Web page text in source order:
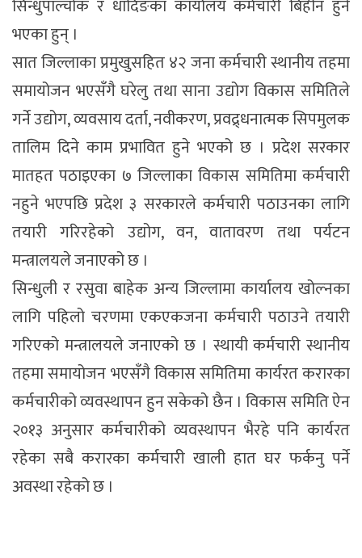
सिन्धुपाल्चोक र धादिङका कार्यालय कर्मचारी बिहीन हुने
भएका हुन् ।
सात जिल्लाका प्रमुखुसहित ४२ जना कर्मचारी स्थानीय तहमा
समायोजन भएसँगै घरेलु तथा साना उद्योग विकास समितिले
गर्ने उद्योग, व्यवसाय दर्ता, नवीकरण, प्रवद्र्धनात्मक सिपमुलक
तालिम दिने काम प्रभावित हुने भएको छ । प्रदेश सरकार
मातहत पठाइएका ७ जिल्लाका विकास समितिमा कर्मचारी
नहुने भएपछि प्रदेश ३ सरकारले कर्मचारी पठाउनका लागि
तयारी गरिरहेको उद्योग, वन, वातावरण तथा पर्यटन
मन्त्रालयले जनाएको छ ।
सिन्धुली र रसुवा बाहेक अन्य जिल्लामा कार्यालय खोल्नका
लागि पहिलो चरणमा एकएकजना कर्मचारी पठाउने तयारी
गरिएको मन्त्रालयले जनाएको छ । स्थायी कर्मचारी स्थानीय
तहमा समायोजन भएसँगै विकास समितिमा कार्यरत करारका
कर्मचारीको व्यवस्थापन हुन सकेको छैन । विकास समिति ऐन
२०१३ अनुसार कर्मचारीको व्यवस्थापन भैरहे पनि कार्यरत
रहेका सबै करारका कर्मचारी खाली हात घर फर्कनु पर्ने
अवस्था रहेको छ ।